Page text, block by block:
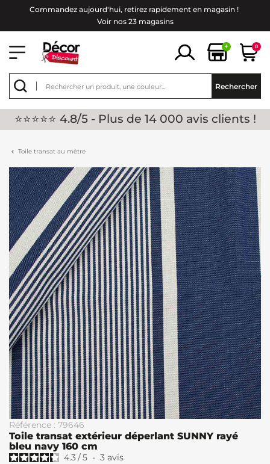
Commandez aujourd'hui, retirez rapidement en magasin !
Voir nos 23 magasins
+ 0
Rechercher
⭐⭐⭐⭐⭐ 4.8/5 - Plus de 14 000 avis clients !
Toile transat au mètre
Référence : 79646
Toile transat extérieur déperlant SUNNY rayé
bleu navy 160 cm
4.3/5 - 3 avis